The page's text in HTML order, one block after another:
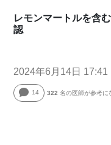
レモンマートルを含
認
2024年6月14日 17:41
14 322 名の医師が参考に